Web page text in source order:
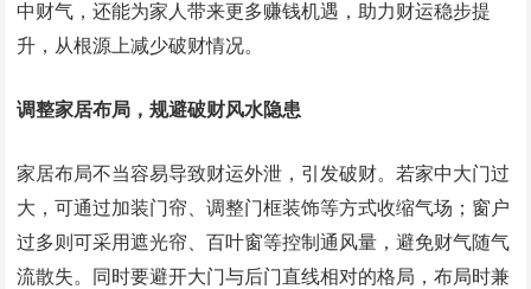
中财气，还能为家人带来更多赚钱机遇，助力财运稳步提
升，从根源上减少破财情况。
调整家居布局，规避破财风水隐患
家居布局不当容易导致财运外泄，引发破财。若家中大门过
大，可通过加装门帘、调整门框装饰等方式收缩气场；窗户
过多则可采用遮光帘、百叶窗等控制通风量，避免财气随气
流散失。同时要避开大门与后门直线相对的格局，布局时兼